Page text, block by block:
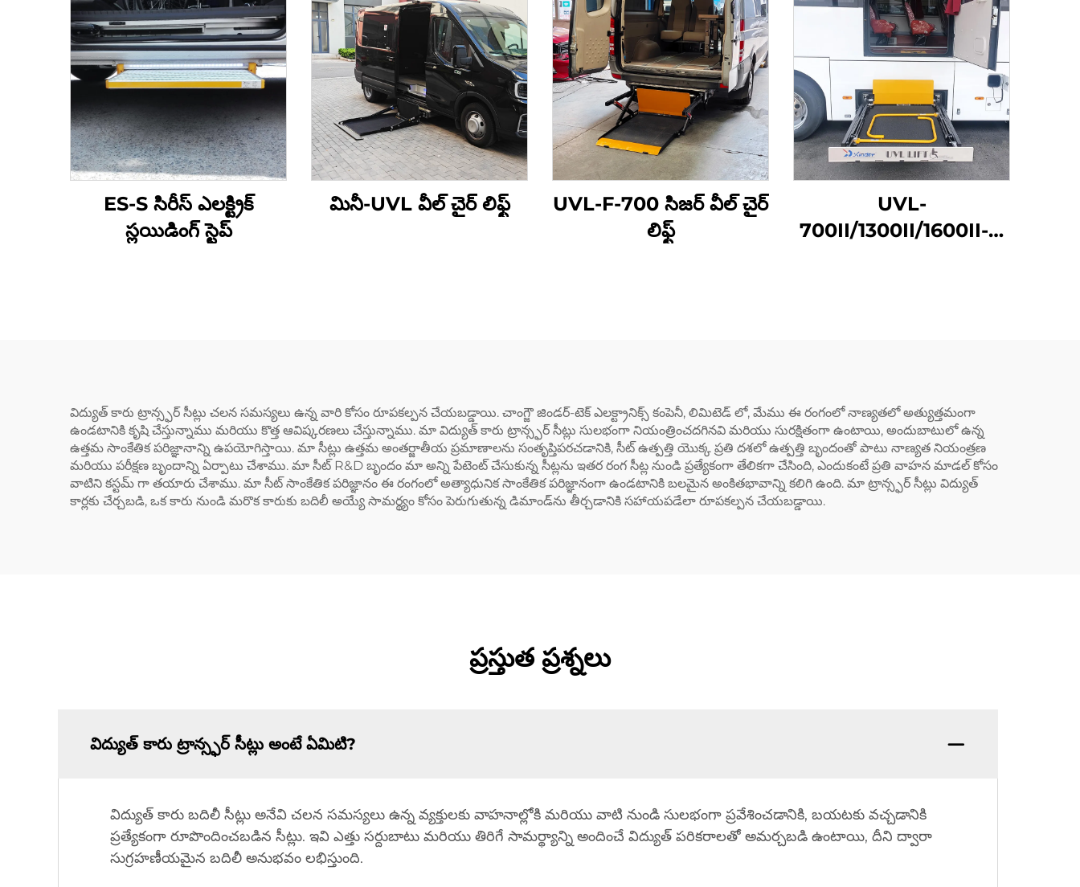
ES-S సిరీస్ ఎలక్ట్రిక్
స్లయిడింగ్ స్టెప్
మినీ-UVL వీల్ చైర్ లిఫ్ట్
UVL-F-700 సిజర్ వీల్ చైర్
లిఫ్ట్
UVL-
700II/1300II/1600II-H
విద్యుత్ కారు ట్రాన్స్ఫర్ సీట్లు చలన సమస్యలు ఉన్న వారి కోసం రూపకల్పన చేయబడ్డాయి. చాంగ్జౌ జిండర్-టెక్ ఎలక్ట్రానిక్స్ కంపెనీ, లిమిటెడ్ లో, మేము ఈ రంగంలో నాణ్యతలో అత్యుత్తమంగా
ఉండటానికి కృషి చేస్తున్నాము మరియు కొత్త ఆవిష్కరణలు చేస్తున్నాము. మా విద్యుత్ కారు ట్రాన్స్ఫర్ సీట్లు సులభంగా నియంత్రించదగినవి మరియు సురక్షితంగా ఉంటాయి, అందుబాటులో ఉన్న
ఉత్తమ సాంకేతిక పరిజ్ఞానాన్ని ఉపయోగిస్తాయి. మా సీట్లు ఉత్తమ అంతర్జాతీయ ప్రమాణాలను సంతృప్తిపరచడానికి, సీట్ ఉత్పత్తి యొక్క ప్రతి దశలో ఉత్పత్తి బృందంతో పాటు నాణ్యత నియంత్రణ
మరియు పరీక్షణ బృందాన్ని ఏర్పాటు చేశాము. మా సీట్ R&D బృందం మా అన్ని పేటెంట్ చేసుకున్న సీట్లను ఇతర రంగ సీట్ల నుండి ప్రత్యేకంగా తేలికగా చేసింది, ఎందుకంటే ప్రతి వాహన మాడల్ కోసం
వాటిని కస్టమ్ గా తయారు చేశాము. మా సీట్ సాంకేతిక పరిజ్ఞానం ఈ రంగంలో అత్యాధునిక సాంకేతిక పరిజ్ఞానంగా ఉండటానికి బలమైన అంకితభావాన్ని కలిగి ఉంది. మా ట్రాన్స్ఫర్ సీట్లు విద్యుత్
కార్లకు చేర్చబడి, ఒక కారు నుండి మరొక కారుకు బదిలీ అయ్యే సామర్థ్యం కోసం పెరుగుతున్న డిమాండ్‌ను తీర్చడానికి సహాయపడేలా రూపకల్పన చేయబడ్డాయి.
ప్రస్తుత ప్రశ్నలు
విద్యుత్ కారు ట్రాన్స్ఫర్ సీట్లు అంటే ఏమిటి?
విద్యుత్ కారు బదిలీ సీట్లు అనేవి చలన సమస్యలు ఉన్న వ్యక్తులకు వాహనాల్లోకి మరియు వాటి నుండి సులభంగా ప్రవేశించడానికి, బయటకు వచ్చడానికి
ప్రత్యేకంగా రూపొందించబడిన సీట్లు. ఇవి ఎత్తు సర్దుబాటు మరియు తిరిగే సామర్థ్యాన్ని అందించే విద్యుత్ పరికరాలతో అమర్చబడి ఉంటాయి, దీని ద్వారా
సుగ్రహణీయమైన బదిలీ అనుభవం లభిస్తుంది.